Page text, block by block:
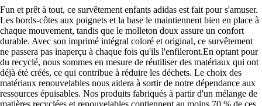
Fun et prêt à tout, ce survêtement enfants adidas est fait pour s'amuser.
Les bords-côtes aux poignets et la base le maintiennent bien en place à
chaque mouvement, tandis que le molleton doux assure un confort
durable. Avec son imprimé intégral coloré et original, ce survêtement
ne passera pas inaperçu à chaque fois qu'ils l'enfileront.En optant pour
du recyclé, nous sommes en mesure de réutiliser des matériaux qui ont
déjà été créés, ce qui contribue à réduire les déchets. Le choix des
matériaux renouvelables nous aidera à sortir de notre dépendance aux
ressources épuisables. Nos produits fabriqués à partir d'un mélange de
matières recyclées et renouvelables contiennent au moins 70 % de ces